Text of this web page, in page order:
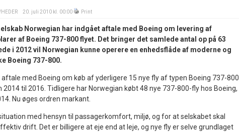
20. juli 2010 kl. 00:00 Print
Norwegian har indgået aftale med Boeing om levering af
af Boeing 737-800 flyet. Det bringer det samlede antal op på 63
i 2012 vil Norwegian kunne operere en enhedsflåde af moderne og
Boeing 737-800.
med Boeing om køb af yderligere 15 nye fly af typen Boeing 737-800
2014 til 2016. Tidligere har Norwegian købt 48 nye 737-800-fly hos Boeing,
Nu øges ordren markant.
med hensyn til passagerkomfort, miljø, og for at selskabet skal
drift. Det er billigere at eje end at leje, og nye fly er selve grundlaget